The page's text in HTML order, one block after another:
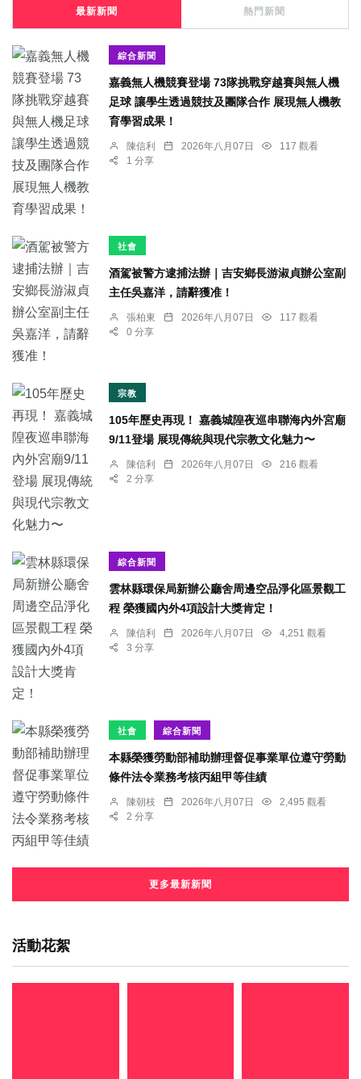
最新新聞 熱門新聞
綜合新聞
嘉義無人機競賽登場 73隊挑戰穿越賽與無人機
足球 讓學生透過競技及團隊合作 展現無人機教
育學習成果！
陳信利 2026年八月07日
117 觀看
1 分享
社會
酒駕被警方逮捕法辦｜吉安鄉長游淑貞辦公室副
主任吳嘉洋，請辭獲准！
張柏東 2026年八月07日
117 觀看
0 分享
宗教
105年歷史再現！ 嘉義城隍夜巡串聯海內外宮廟
9/11登場 展現傳統與現代宗教文化魅力〜
陳信利 2026年八月07日
216 觀看
2 分享
綜合新聞
雲林縣環保局新辦公廳舍周邊空品淨化區景觀工
程 榮獲國內外4項設計大獎肯定！
陳信利 2026年八月07日
4,251 觀看
3 分享
社會 綜合新聞
本縣榮獲勞動部補助辦理督促事業單位遵守勞動
條件法令業務考核丙組甲等佳績
陳朝枝 2026年八月07日
2,495 觀看
2 分享
更多最新新聞
活動花絮